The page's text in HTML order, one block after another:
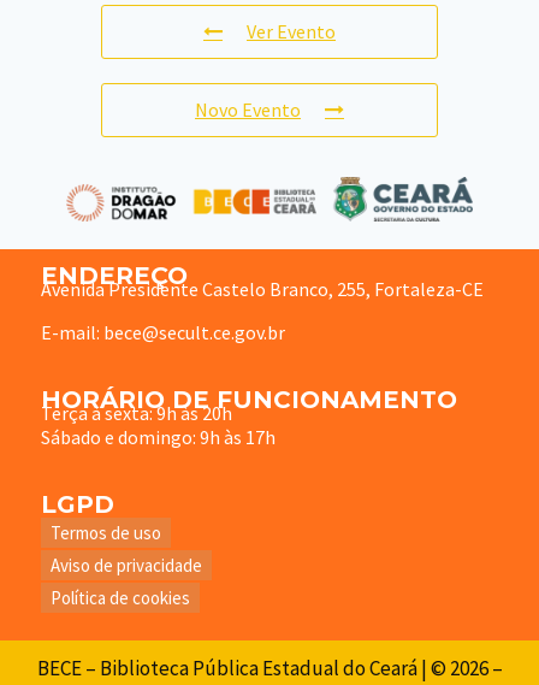
Ver Evento
Novo Evento
ENDEREÇO
Avenida Presidente Castelo Branco, 255, Fortaleza-CE
E-mail: bece@secult.ce.gov.br
HORÁRIO DE FUNCIONAMENTO
Terça à sexta: 9h às 20h
Sábado e domingo: 9h às 17h
LGPD
Termos de uso
Aviso de privacidade
Política de cookies
BECE – Biblioteca Pública Estadual do Ceará | © 2026 –